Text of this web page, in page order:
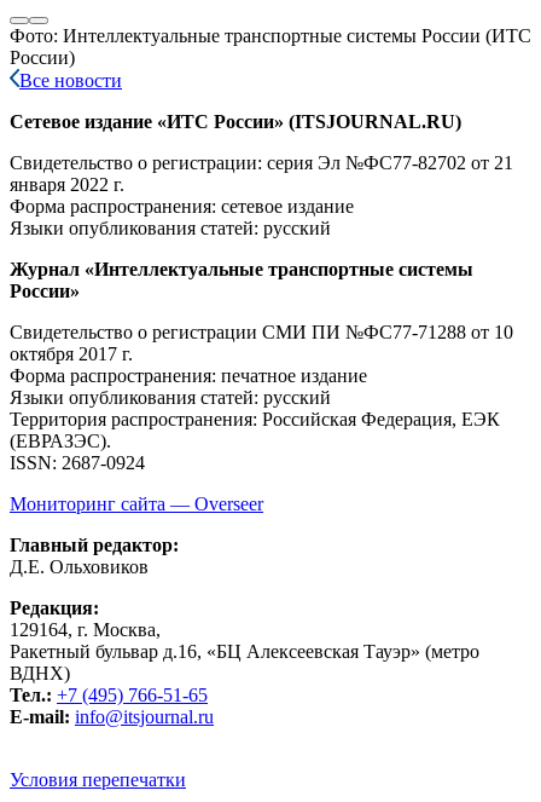
Фото: Интеллектуальные транспортные системы России (ИТС
России)
Все новости
Сетевое издание «ИТС России» (ITSJOURNAL.RU)
Свидетельство о регистрации: серия Эл №ФС77-82702 от 21
января 2022 г.
Форма распространения: сетевое издание
Языки опубликования статей: русский
Журнал «Интеллектуальные транспортные системы
России»
Свидетельство о регистрации СМИ ПИ №ФС77-71288 от 10
октября 2017 г.
Форма распространения: печатное издание
Языки опубликования статей: русский
Территория распространения: Российская Федерация, ЕЭК
(ЕВРАЗЭС).
ISSN: 2687-0924
Мониторинг сайта — Overseer
Главный редактор:
Д.Е. Ольховиков
Редакция:
129164, г. Москва,
Ракетный бульвар д.16, «БЦ Алексеевская Тауэр» (метро
ВДНХ)
Тел.: +7 (495) 766-51-65
E-mail: info@itsjournal.ru
Условия перепечатки